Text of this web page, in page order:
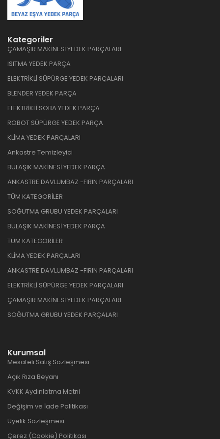
Kategoriler
ÇAMAŞIR MAKİNESİ YEDEK PARÇALARI
ISITMA YEDEK PARÇA
ELEKTRİKLİ SÜPÜRGE YEDEK PARÇALARI
BLENDER YEDEK PARÇA
ELEKTRİKLİ SOBA YEDEK PARÇA
ROBOT SÜPÜRGE YEDEK PARÇA
KLİMA YEDEK PARÇALARI
Ankastre Temizleyici
BULAŞIK MAKİNESİ YEDEK PARÇA
ANKASTRE DAVLUMBAZ -FIRIN PARÇALARI
TÜM KATEGORİLER
SOĞUTMA GRUBU YEDEK PARÇALARI
BULAŞIK MAKİNESİ YEDEK PARÇA
TÜM KATEGORİLER
KLİMA YEDEK PARÇALARI
ANKASTRE DAVLUMBAZ -FIRIN PARÇALARI
ELEKTRİKLİ SÜPÜRGE YEDEK PARÇALARI
ÇAMAŞIR MAKİNESİ YEDEK PARÇALARI
SOĞUTMA GRUBU YEDEK PARÇALARI
Kurumsal
Mesafeli Satış Sözleşmesi
Açık Rıza Beyanı
KVKK Aydınlatma Metni
Değişim ve İade Politikası
Üyelik Sözleşmesi
Çerez (Cookie) Politikası